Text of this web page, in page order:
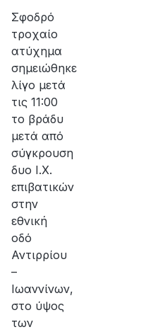
Σφοδρό
τροχαίο
ατύχημα
σημειώθηκε
λίγο μετά
τις 11:00
το βράδυ
μετά από
σύγκρουση
δυο Ι.Χ.
επιβατικών
στην
εθνική
οδό
Αντιρρίου
–
Ιωαννίνων,
στο ύψος
των